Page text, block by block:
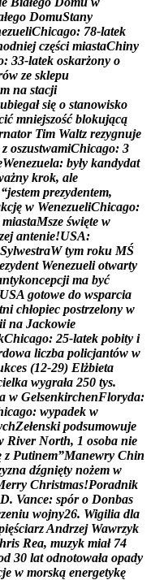
łego DomuStany
ezueliChicago: 78-latek
odniej części miastaChiny
: 33-latek oskarżony o
ów ze sklepu
m na stacji
ubiegał się o stanowisko
ić mniejszość blokującą
nator Tim Waltz rezygnuje
z oszustwamiChicago: 3
Wenezuela: były kandydat
ażny krok, ale
“jestem prezydentem,
kcję w WenezueliChicago:
miastaMsze święte w
zej antenie!USA:
SylwestraW tym roku MŚ
ezydent Wenezueli otwarty
ntykoncepcji ma być
USA gotowe do wsparcia
tni chłopiec postrzelony w
ii na Jackowie
Chicago: 25-latek pobity i
dowa liczba policjantów w
kces (12-29) Elżbieta
ielka wygrała 250 tys.
a w GelsenkirchenFloryda:
icago: wypadek w
chZełenski podsumowuje
River North, 1 osoba nie
z Putinem”Manewry Chin
yzna dźgnięty nożem w
erry Christmas!Poradnik
D. Vance: spór o Donbas
zeniu wojny26. Wigilia dla
ięściarzAndrzej Wawrzyk
hris Rea, muzyk miał 74
d 30 lat odnotowała opady
je w morską energetykę